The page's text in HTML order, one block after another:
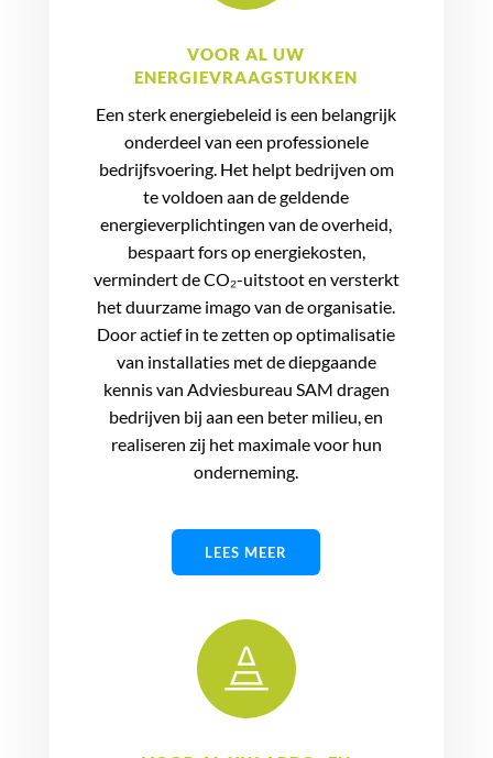
VOOR AL UW
ENERGIEVRAAGSTUKKEN
Een sterk energiebeleid is een belangrijk
onderdeel van een professionele
bedrijfsvoering. Het helpt bedrijven om
te voldoen aan de geldende
energieverplichtingen van de overheid,
bespaart fors op energiekosten,
vermindert de CO₂-uitstoot en versterkt
het duurzame imago van de organisatie.
Door actief in te zetten op optimalisatie
van installaties met de diepgaande
kennis van Adviesbureau SAM dragen
bedrijven bij aan een beter milieu, en
realiseren zij het maximale voor hun
onderneming.
LEES MEER
